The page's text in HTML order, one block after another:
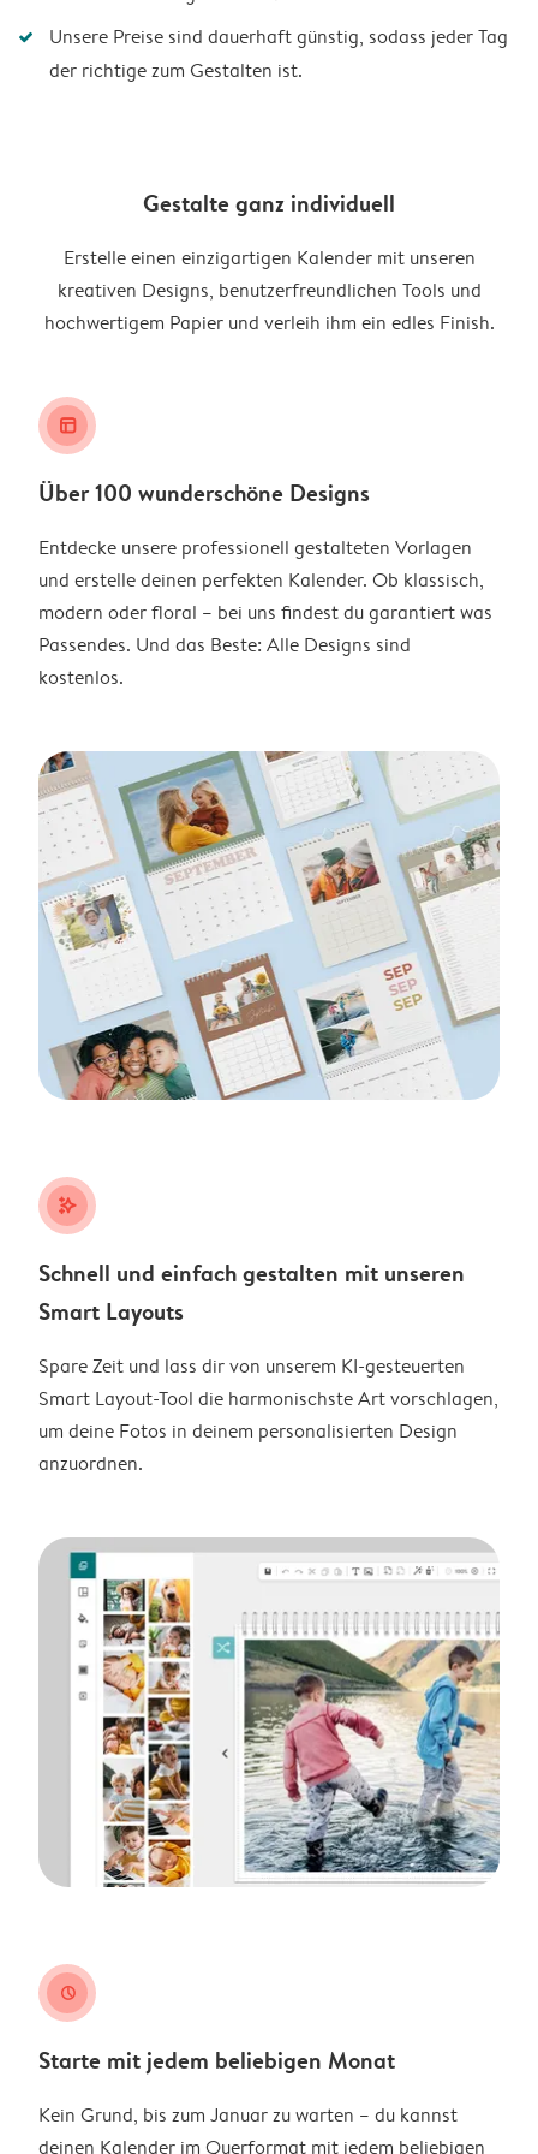
Unsere Preise sind dauerhaft günstig, sodass jeder Tag
der richtige zum Gestalten ist.
Gestalte ganz individuell
Erstelle einen einzigartigen Kalender mit unseren
kreativen Designs, benutzerfreundlichen Tools und
hochwertigem Papier und verleih ihm ein edles Finish.
layout_alt
Über 100 wunderschöne Designs
Entdecke unsere professionell gestalteten Vorlagen
und erstelle deinen perfekten Kalender. Ob klassisch,
modern oder floral – bei uns findest du garantiert was
Passendes. Und das Beste: Alle Designs sind
kostenlos.
stars_plus
Schnell und einfach gestalten mit unseren
Smart Layouts
Spare Zeit und lass dir von unserem KI-gesteuerten
Smart Layout-Tool die harmonischste Art vorschlagen,
um deine Fotos in deinem personalisierten Design
anzuordnen.
clock
Starte mit jedem beliebigen Monat
Kein Grund, bis zum Januar zu warten – du kannst
deinen Kalender im Querformat mit jedem beliebigen